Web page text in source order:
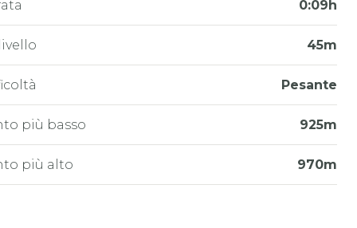
0:09h
45m
Pesante
più basso 925m
più alto 970m